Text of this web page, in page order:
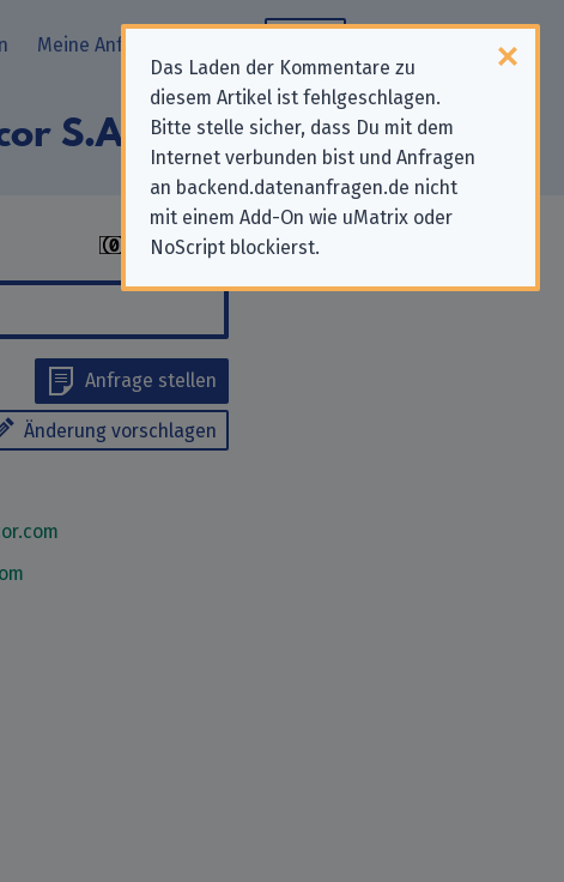
Das Laden der Kommentare zu
diesem Artikel ist fehlgeschlagen.
Bitte stelle sicher, dass Du mit dem
Internet verbunden bist und Anfragen
an backend.datenanfragen.de nicht
mit einem Add-On wie uMatrix oder
NoScript blockierst.
Meine Anfragen
S.A.“
Anfrage stellen
Änderung vorschlagen